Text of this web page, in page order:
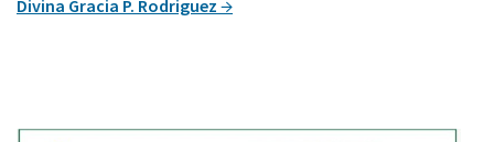
Divina Gracia P. Rodriguez